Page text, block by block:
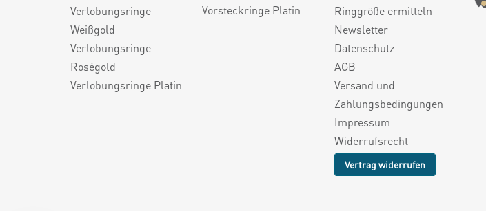
Verlobungsringe
Weißgold
Verlobungsringe
Roségold
Verlobungsringe Platin
Vorsteckringe Platin
Ringgröße ermitteln
Newsletter
Datenschutz
AGB
Versand und
Zahlungsbedingungen
Impressum
Widerrufsrecht
Vertrag widerrufen